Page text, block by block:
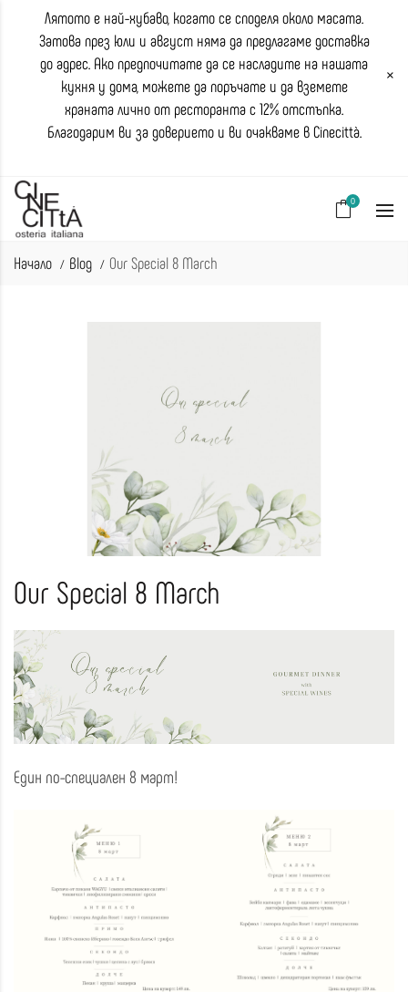
Лятото е най-хубаво, когато се споделя около масата.
Затова през юли и август няма да предлагаме доставка
до адрес. Ако предпочитате да се насладите на нашата
кухня у дома, можете да поръчате и да вземете
храната лично от ресторанта с 12% отстъпка.
Благодарим ви за доверието и ви очакваме в Cinecittà.
×
0
Начало Blog Our Special 8 March
Our Special 8 March
Един по-специален 8 март!